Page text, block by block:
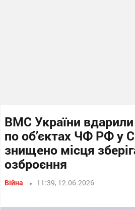
ВМС України
по об’єктах ЧФ РФ у
знищено місця
озброєння
Війна 11:39, 12.06.2026